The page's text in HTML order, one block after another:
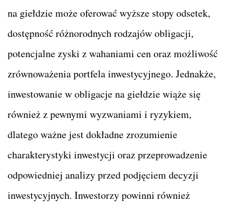
na giełdzie może oferować wyższe stopy odsetek,
dostępność różnorodnych rodzajów obligacji,
potencjalne zyski z wahaniami cen oraz możliwość
zrównoważenia portfela inwestycyjnego. Jednakże,
inwestowanie w obligacje na giełdzie wiąże się
również z pewnymi wyzwaniami i ryzykiem,
dlatego ważne jest dokładne zrozumienie
charakterystyki inwestycji oraz przeprowadzenie
odpowiedniej analizy przed podjęciem decyzji
inwestycyjnych. Inwestorzy powinni również